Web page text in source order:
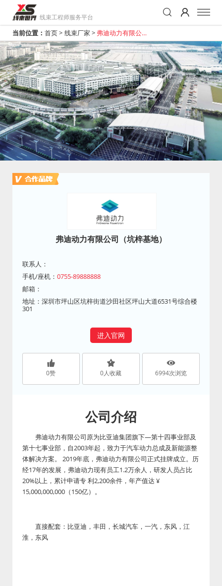
线束工程师服务平台
当前位置： 首页> 线束厂家 > 弗迪动力有限公司
（坑梓基地）
弗迪动力有限公司（坑梓基地）
联系人：
手机/座机： 0755-89888888
邮箱：
地址：深圳市坪山区坑梓街道沙田社区坪山大道6531号综合楼
301
进入官网
0赞 0人收藏 6994次浏览
公司介绍
弗迪动力有限公司原为比亚迪集团旗下—第十四事业部及
第十七事业部，自2003年起，致力于汽车动力总成及新能源整
体解决方案。 2019年底，弗迪动力有限公司正式挂牌成立。历
经17年的发展，弗迪动力现有员工1.2万余人，研发人员占比
20%以上，累计申请专 利2,200余件，年产值达 ¥
15,000,000,000（150亿）。
直接配套：比亚迪，丰田，长城汽车，一汽，东风，江
淮，东风